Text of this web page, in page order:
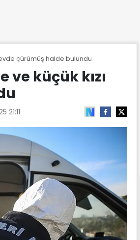
çürümüş halde bulundu
ve küçük kızı
21:11